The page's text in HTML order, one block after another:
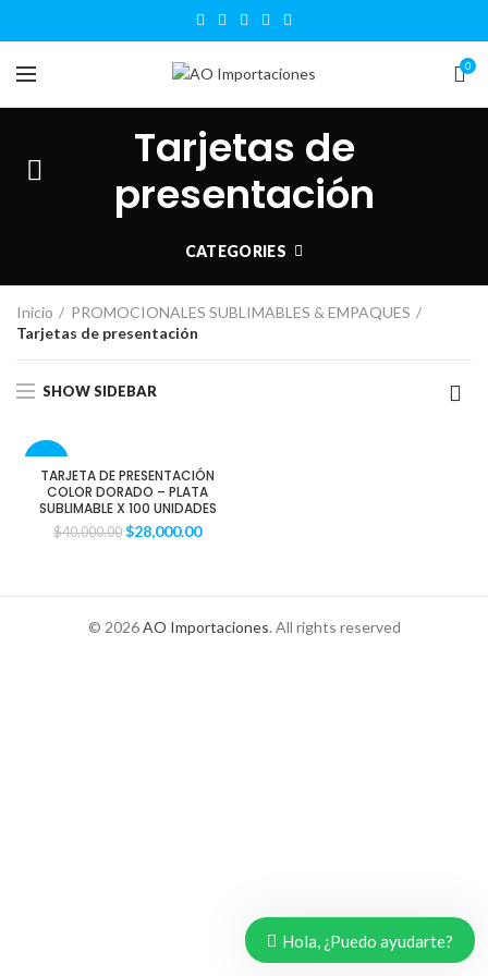
0
Tarjetas de
presentación
CATEGORIES
Inicio
PROMOCIONALES SUBLIMABLES & EMPAQUES
Tarjetas de presentación
SHOW SIDEBAR
TARJETA DE PRESENTACIÓN
COLOR DORADO – PLATA
SUBLIMABLE X 100 UNIDADES
$40,000.00 $28,000.00
© 2026AO Importaciones. All rights reserved
Hola, ¿Puedo ayudarte?